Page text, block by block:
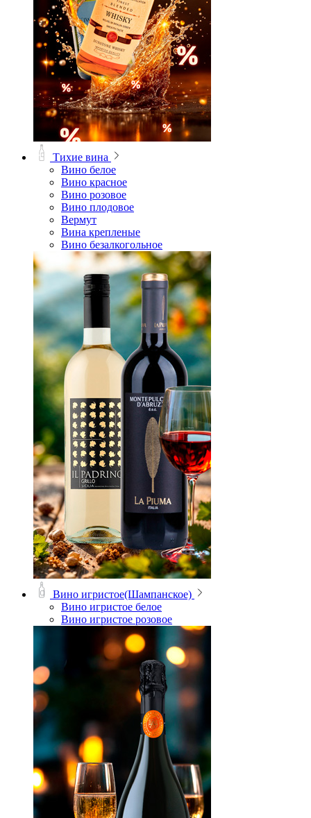
Тихие вина
Вино белое
Вино красное
Вино розовое
Вино плодовое
Вермут
Вина крепленые
Вино безалкогольное
Вино игристое(Шампанское)
Вино игристое белое
Вино игристое розовое